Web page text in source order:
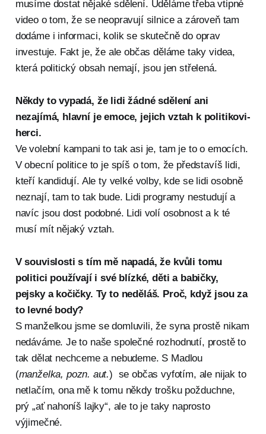
musíme dostat nějaké sdělení. Uděláme třeba vtipné
video o tom, že se neopravují silnice a zároveň tam
dodáme i informaci, kolik se skutečně do oprav
investuje. Fakt je, že ale občas děláme taky videa,
která politický obsah nemají, jsou jen střelená.
Někdy to vypadá, že lidi žádné sdělení ani
nezajímá, hlavní je emoce, jejich vztah k politikovi-
herci.
Ve volební kampani to tak asi je, tam je to o emocích.
V obecní politice to je spíš o tom, že představíš lidi,
kteří kandidují. Ale ty velké volby, kde se lidi osobně
neznají, tam to tak bude. Lidi programy nestudují a
navíc jsou dost podobné. Lidi volí osobnost a k té
musí mít nějaký vztah.
V souvislosti s tím mě napadá, že kvůli tomu
politici používají i své blízké, děti a babičky,
pejsky a kočičky. Ty to neděláš. Proč, když jsou za
to levné body?
S manželkou jsme se domluvili, že syna prostě nikam
nedáváme. Je to naše společné rozhodnutí, prostě to
tak dělat nechceme a nebudeme. S Madlou
(manželka, pozn. aut.) se občas vyfotím, ale nijak to
netlačím, ona mě k tomu někdy trošku požduchne,
prý „ať nahoníš lajky“, ale to je taky naprosto
výjimečné.